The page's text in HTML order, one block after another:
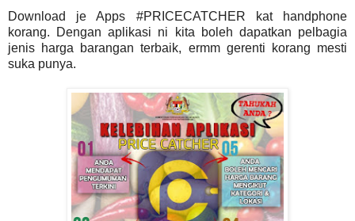
Download je Apps #PRICECATCHER kat handphone
korang. Dengan aplikasi ni kita boleh dapatkan pelbagia
jenis harga barangan terbaik, ermm gerenti korang mesti
suka punya.